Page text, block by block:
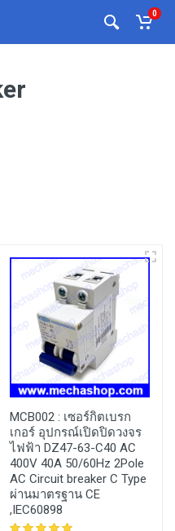
0
MCB002 : เซอร์กิตเบรก
เกอร์ อุปกรณ์เปิดปิดวงจร
ไฟฟ้า DZ47-63-C40 AC
400V 40A 50/60Hz 2Pole
AC Circuit breaker C Type
ผ่านมาตรฐาน CE
,IEC60898